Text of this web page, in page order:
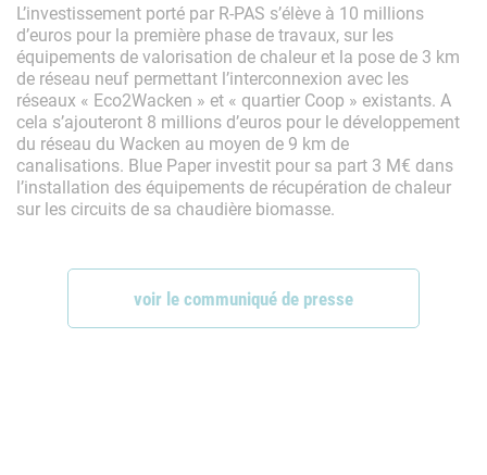
L’investissement porté par R-PAS s’élève à 10 millions
d’euros pour la première phase de travaux, sur les
équipements de valorisation de chaleur et la pose de 3 km
de réseau neuf permettant l’interconnexion avec les
réseaux « Eco2Wacken » et « quartier Coop » existants. A
cela s’ajouteront 8 millions d’euros pour le développement
du réseau du Wacken au moyen de 9 km de
canalisations. Blue Paper investit pour sa part 3 M€ dans
l’installation des équipements de récupération de chaleur
sur les circuits de sa chaudière biomasse.
voir le communiqué de presse